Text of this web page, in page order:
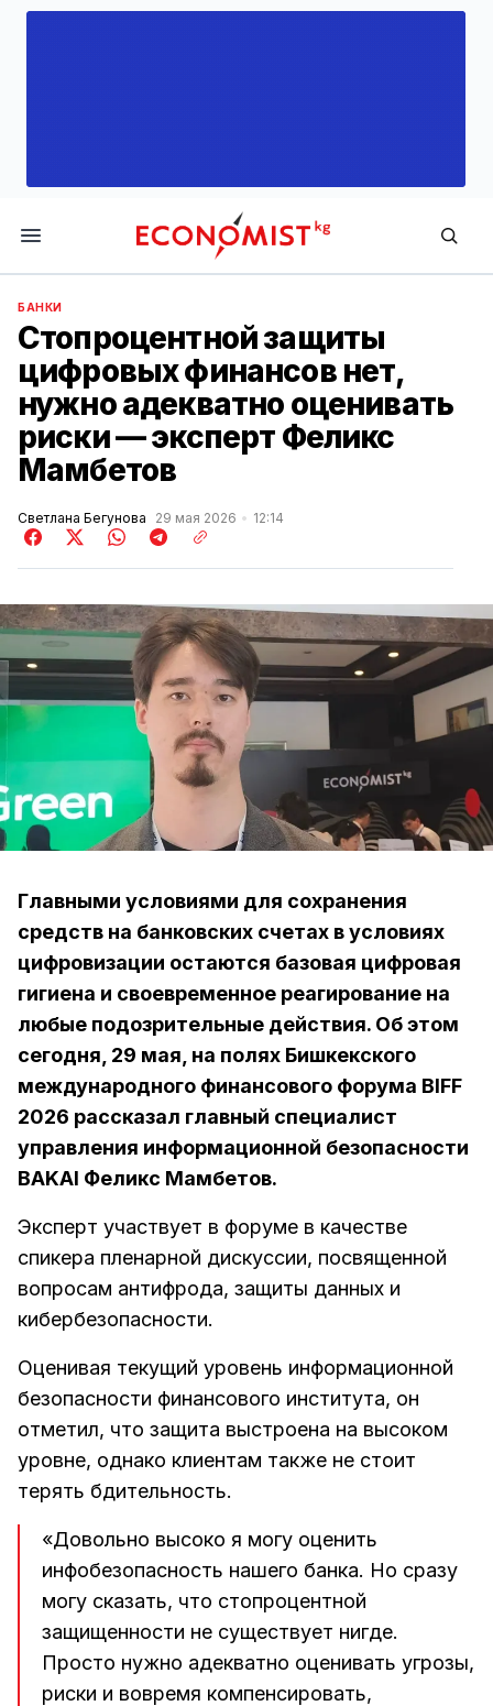
Economist.kg
БАНКИ
Стопроцентной защиты
цифровых финансов нет,
нужно адекватно оценивать
риски — эксперт Феликс
Мамбетов
Светлана Бегунова 29 мая 2026 12:14
Главными условиями для сохранения
средств на банковских счетах в условиях
цифровизации остаются базовая цифровая
гигиена и своевременное реагирование на
любые подозрительные действия. Об этом
сегодня, 29 мая, на полях Бишкекского
международного финансового форума BIFF
2026 рассказал главный специалист
управления информационной безопасности
BAKAI Феликс Мамбетов.
Эксперт участвует в форуме в качестве
спикера пленарной дискуссии, посвященной
вопросам антифрода, защиты данных и
кибербезопасности.
Оценивая текущий уровень информационной
безопасности финансового института, он
отметил, что защита выстроена на высоком
уровне, однако клиентам также не стоит
терять бдительность.
«Довольно высоко я могу оценить
инфобезопасность нашего банка. Но сразу
могу сказать, что стопроцентной
защищенности не существует нигде.
Просто нужно адекватно оценивать угрозы,
риски и вовремя компенсировать,